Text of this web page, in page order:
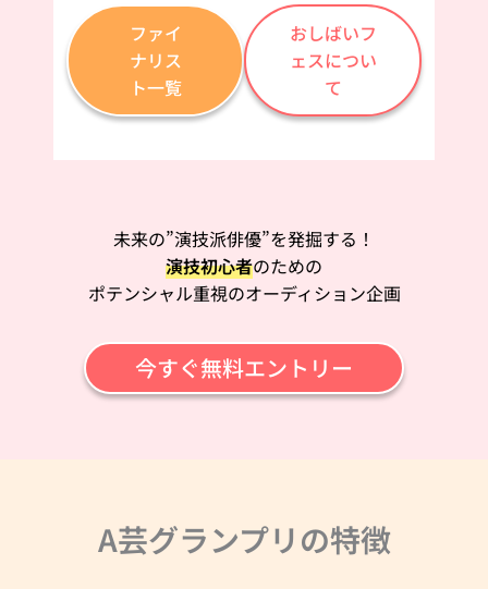
ファイ
ナリス
ト一覧
おしばいフ
ェスについ
て
未来の”演技派俳優”を発掘する！
演技初心者のための
ポテンシャル重視のオーディション企画
今すぐ無料エントリー
A芸グランプリの特徴